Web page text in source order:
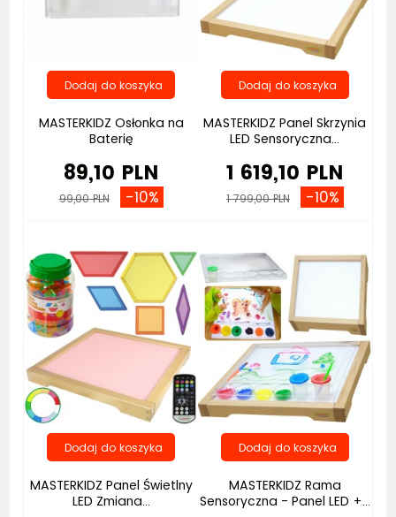
MASTERKIDZ Osłonka na
Baterię
89,10 PLN
99,00 PLN -10%
MASTERKIDZ Panel Skrzynia
LED Sensoryczna...
1 619,10 PLN
1 799,00 PLN -10%
MASTERKIDZ Panel Świetlny
LED Zmiana...
MASTERKIDZ Rama
Sensoryczna - Panel LED +...